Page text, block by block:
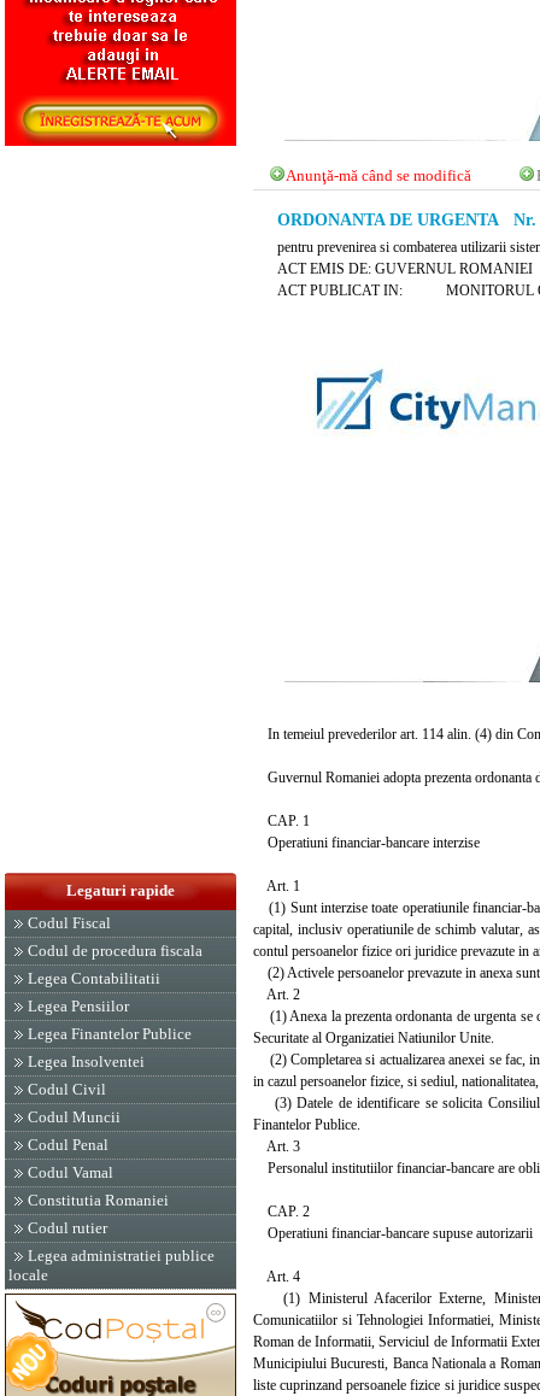
Legaturi rapide
Codul Fiscal
Codul de procedura fiscala
Legea Contabilitatii
Legea Pensiilor
Legea Finantelor Publice
Legea Insolventei
Codul Civil
Codul Muncii
Codul Penal
Codul Vamal
Constitutia Romaniei
Codul rutier
Legea administratiei publice
locale
Anunţă-mă când se modifică
ORDONANTA DE URGENTA Nr.
pentru prevenirea si combaterea utilizarii
ACT EMIS DE: GUVERNUL ROMANIEI
ACT PUBLICAT IN: MONITORUL
In temeiul prevederilor art. 114 alin. (4) din
Guvernul Romaniei adopta prezenta ordonanta
CAP. 1
Operatiuni financiar-bancare interzise
Art. 1
(1) Sunt interzise toate operatiunile financiar-
capital, inclusiv operatiunile de schimb valutar,
contul persoanelor fizice ori juridice prevazute in
(2) Activele persoanelor prevazute in anexa
Art. 2
(1) Anexa la prezenta ordonanta de urgenta
Securitate al Organizatiei Natiunilor Unite.
(2) Completarea si actualizarea anexei se fac,
in cazul persoanelor fizice, si sediul,
(3) Datele de identificare se solicita
Finantelor Publice.
Art. 3
Personalul institutiilor financiar-bancare are
CAP. 2
Operatiuni financiar-bancare supuse autorizarii
Art. 4
(1) Ministerul Afacerilor Externe,
Comunicatiilor si Tehnologiei Informatiei,
Roman de Informatii, Serviciul de Informatii
Municipiului Bucuresti, Banca Nationala a
liste cuprinzand persoanele fizice si juridice